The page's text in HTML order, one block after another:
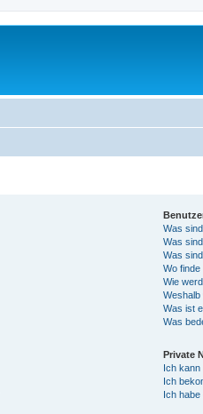
Was
Was
Was
Wo
Wie
Was ist
Was
Private
Ich kann
Ich
Ich habe